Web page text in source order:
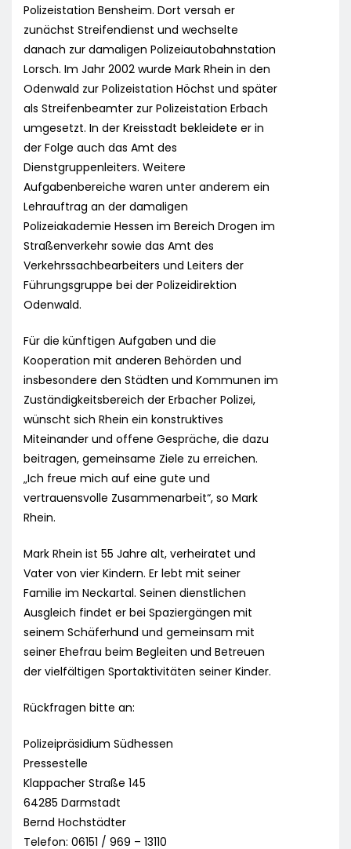
Polizeistation Bensheim. Dort versah er
zunächst Streifendienst und wechselte
danach zur damaligen Polizeiautobahnstation
Lorsch. Im Jahr 2002 wurde Mark Rhein in den
Odenwald zur Polizeistation Höchst und später
als Streifenbeamter zur Polizeistation Erbach
umgesetzt. In der Kreisstadt bekleidete er in
der Folge auch das Amt des
Dienstgruppenleiters. Weitere
Aufgabenbereiche waren unter anderem ein
Lehrauftrag an der damaligen
Polizeiakademie Hessen im Bereich Drogen im
Straßenverkehr sowie das Amt des
Verkehrssachbearbeiters und Leiters der
Führungsgruppe bei der Polizeidirektion
Odenwald.
Für die künftigen Aufgaben und die
Kooperation mit anderen Behörden und
insbesondere den Städten und Kommunen im
Zuständigkeitsbereich der Erbacher Polizei,
wünscht sich Rhein ein konstruktives
Miteinander und offene Gespräche, die dazu
beitragen, gemeinsame Ziele zu erreichen.
„Ich freue mich auf eine gute und
vertrauensvolle Zusammenarbeit“, so Mark
Rhein.
Mark Rhein ist 55 Jahre alt, verheiratet und
Vater von vier Kindern. Er lebt mit seiner
Familie im Neckartal. Seinen dienstlichen
Ausgleich findet er bei Spaziergängen mit
seinem Schäferhund und gemeinsam mit
seiner Ehefrau beim Begleiten und Betreuen
der vielfältigen Sportaktivitäten seiner Kinder.
Rückfragen bitte an:
Polizeipräsidium Südhessen
Pressestelle
Klappacher Straße 145
64285 Darmstadt
Bernd Hochstädter
Telefon: 06151 / 969 – 13110